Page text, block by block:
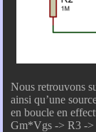
Nous retrouvons
ainsi qu’une
en boucle en
Gm*Vgs -> R3 -